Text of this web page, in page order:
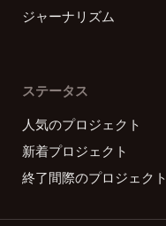
ジャーナリズム
ステータス
人気のプロジェクト
新着プロジェクト
終了間際のプロジェクト